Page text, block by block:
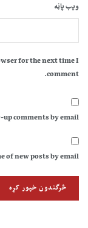
ویب پاڼه
for the next time I
comment.
comments by email.
of new posts by email.